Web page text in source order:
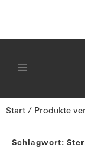
Start / Produkte
Schlagwort: